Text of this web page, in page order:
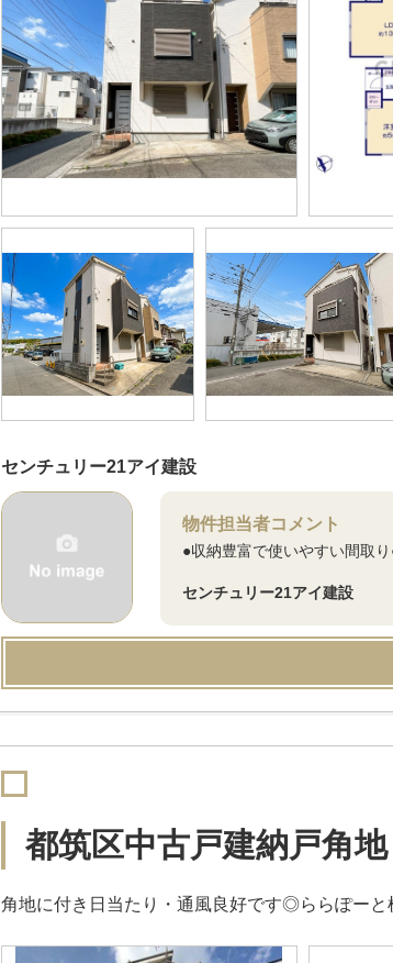
センチュリー21アイ建設
物件担当者コメント
●収納豊富で使いやすい間取
センチュリー21アイ建設
都筑区中古戸建納戸角
角地に付き日当たり・通風良好です◎ららぽーと